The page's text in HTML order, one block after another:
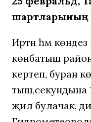
шартларының
Иртән һәм
көнбатыш
кертеп, буран
тыш,секундына
җил булачак, дип